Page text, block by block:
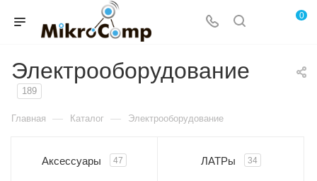
0
Электрооборудование
189
Главная — Каталог — Электрооборудование
Аксессуары 47 ЛАТРы 34